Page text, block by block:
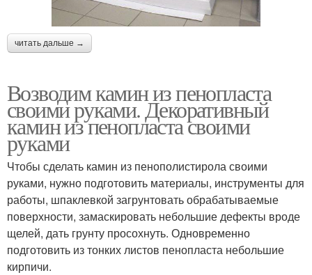
читать дальше →
Возводим камин из пенопласта
своими руками. Декоративный
камин из пенопласта своими
руками
Чтобы сделать камин из пенополистирола своими
руками, нужно подготовить материалы, инструменты для
работы, шпаклевкой загрунтовать обрабатываемые
поверхности, замаскировать небольшие дефекты вроде
щелей, дать грунту просохнуть. Одновременно
подготовить из тонких листов пенопласта небольшие
кирпичи.